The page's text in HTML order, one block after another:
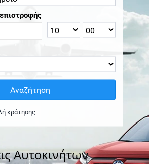
Αναζήτηση
κράτησης
Αυτοκινήτων